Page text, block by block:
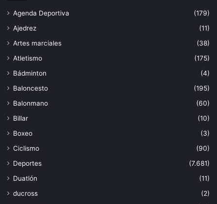
Agenda Deportiva
(179)
Ajedrez
(11)
Artes marciales
(38)
Atletismo
(175)
Bádminton
(4)
Baloncesto
(195)
Balonmano
(60)
Billar
(10)
Boxeo
(3)
Ciclismo
(90)
Deportes
(7.681)
Duatlón
(11)
ducross
(2)